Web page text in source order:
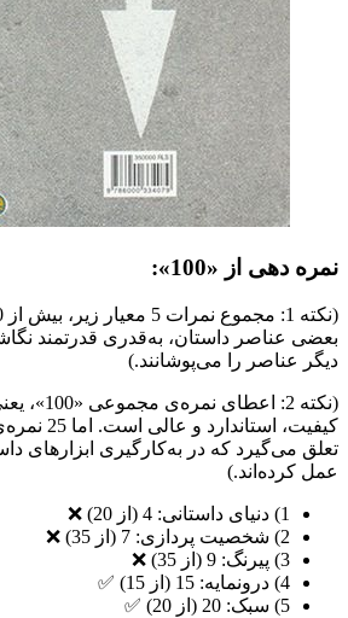
نمره دهی از «100»:
بعضی عناصر داستان، به‌قدری قدرتمند
دیگر عناصر را می‌پوشانند.)
(نکته 2:
کیفیت،
تعلق می‌گیرد که در به‌کارگیری ابزارهای
عمل کرده‌اند.)
1) دنیای داستانی: 4 (از 20) ❌
2) شخصیت پردازی: 7 (از 35) ❌
3) پیرنگ: 9 (از 35) ❌
4) درونمایه: 15 (از 15) ✅
5) سبک: 20 (از 20) ✅